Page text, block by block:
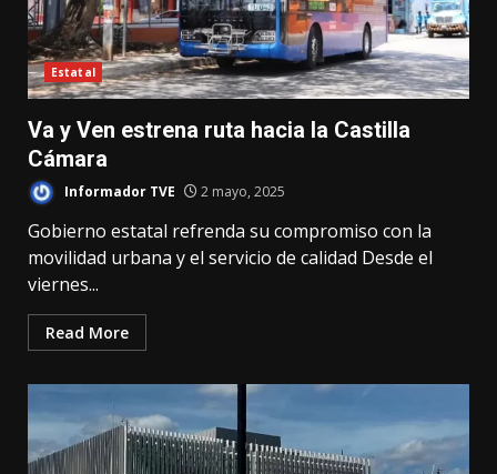
Estatal
Va y Ven estrena ruta hacia la Castilla
Cámara
Informador TVE 2 mayo, 2025
Gobierno estatal refrenda su compromiso con la
movilidad urbana y el servicio de calidad Desde el
viernes...
Read More